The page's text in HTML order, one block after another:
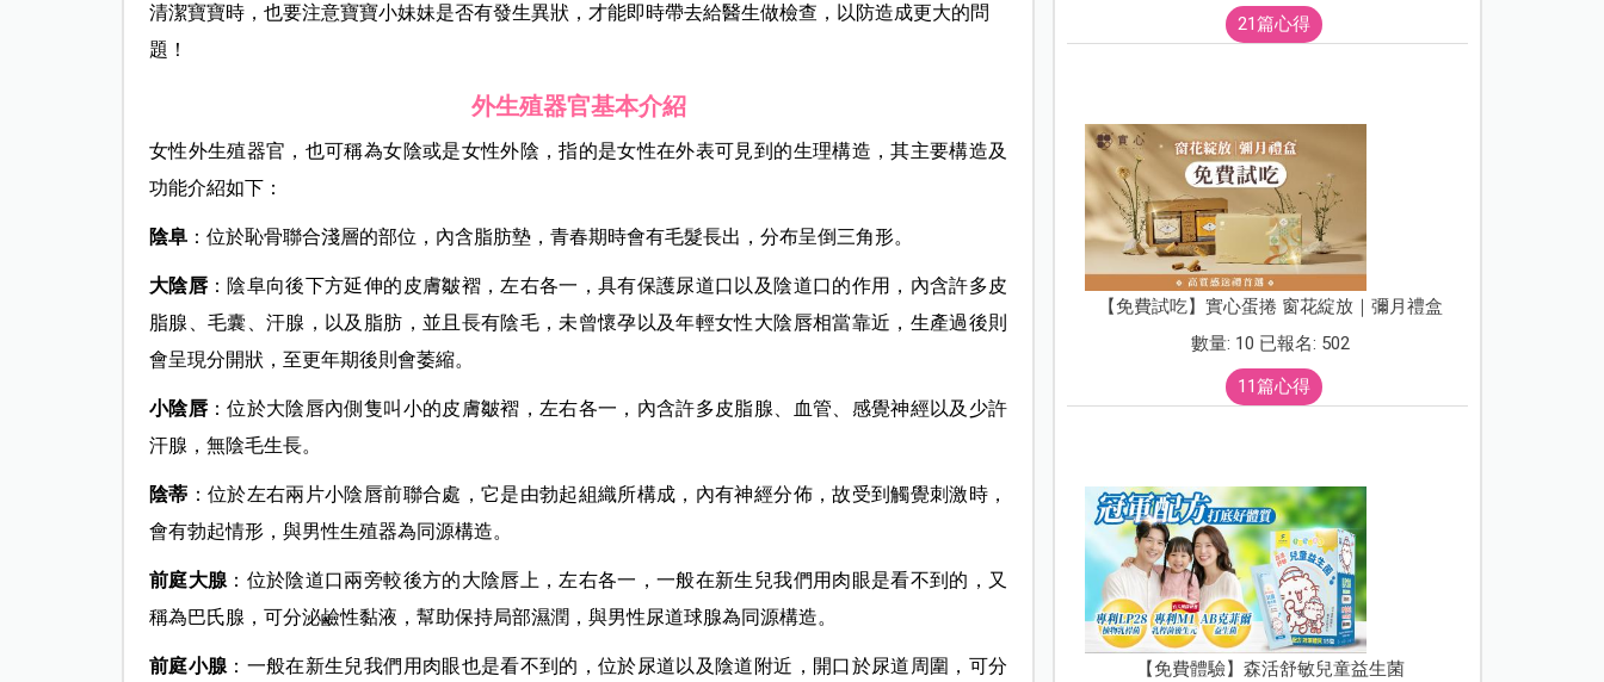
清潔寶寶時，也要注意寶寶小妹妹是否有發生異狀，才能即時帶去給醫生做檢查，以防造成更大的問
題！
外生殖器官基本介紹
女性外生殖器官，也可稱為女陰或是女性外陰，指的是女性在外表可見到的生理構造，其主要構造及
功能介紹如下：
陰阜：位於恥骨聯合淺層的部位，內含脂肪墊，青春期時會有毛髮長出，分布呈倒三角形。
大陰唇 ：陰阜向後下方延伸的皮膚皺褶，左右各一，具有保護尿道口以及陰道口的作用，內含許多皮
脂腺、毛囊、汗腺，以及脂肪，並且長有陰毛，未曾懷孕以及年輕女性大陰唇相當靠近，生產過後則
會呈現分開狀，至更年期後則會萎縮。
小陰唇 ：位於大陰唇內側隻叫小的皮膚皺褶，左右各一，內含許多皮脂腺、血管、感覺神經以及少許
汗腺，無陰毛生長。
陰蒂 ：位於左右兩片小陰唇前聯合處，它是由勃起組織所構成，內有神經分佈，故受到觸覺刺激時，
會有勃起情形，與男性生殖器為同源構造。
前庭大腺 ：位於陰道口兩旁較後方的大陰唇上，左右各一，一般在新生兒我們用肉眼是看不到的，又
稱為巴氏腺，可分泌鹼性黏液，幫助保持局部濕潤，與男性尿道球腺為同源構造。
前庭小腺 ：一般在新生兒我們用肉眼也是看不到的，位於尿道以及陰道附近，開口於尿道周圍，可分
21篇心得
【免費試吃】實心蛋捲 窗花綻放｜彌月禮盒
數量: 10 已報名: 502
11篇心得
【免費體驗】森活舒敏兒童益生菌